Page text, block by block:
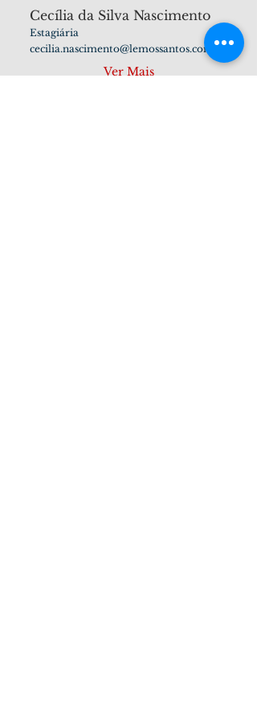
Cecília da Silva Nascimento
Estagiária
cecilia.nascimento@lemossantos.com.br
Ver Mais